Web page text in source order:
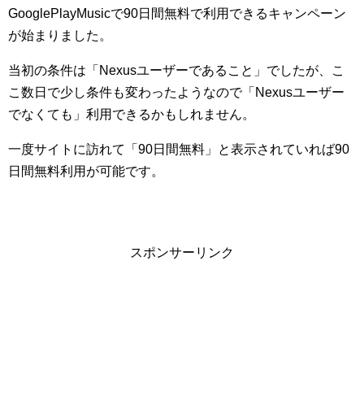
GooglePlayMusicで90日間無料で利用できるキャンペーン
が始まりました。
当初の条件は「Nexusユーザーであること」でしたが、こ
こ数日で少し条件も変わったようなので「Nexusユーザー
でなくても」利用できるかもしれません。
一度サイトに訪れて「90日間無料」と表示されていれば90
日間無料利用が可能です。
スポンサーリンク